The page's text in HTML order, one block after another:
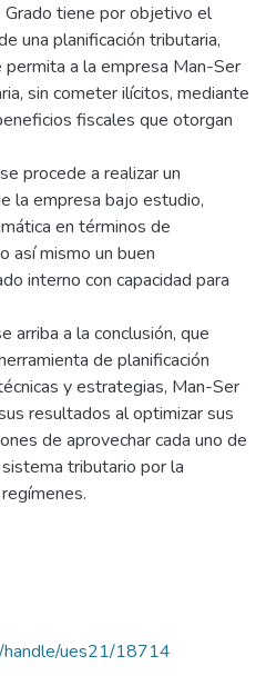
Grado tiene por objetivo el
una planificación tributaria,
a la empresa Man-Ser
sin cometer ilícitos, mediante
fiscales que otorgan
procede a realizar un
la empresa bajo estudio,
en términos de
así mismo un buen
interno con capacidad para
arriba a la conclusión, que
de planificación
y estrategias, Man-Ser
resultados al optimizar sus
de aprovechar cada uno de
tributario por la
handle/ues21/18714